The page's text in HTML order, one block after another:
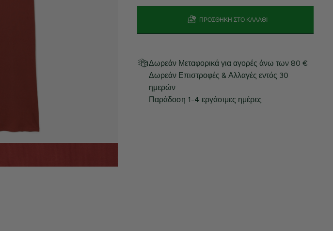
ΠΡΟΣΘΉΚΗ ΣΤΟ ΚΑΛΆΘΙ
Δωρεάν Μεταφορικά για αγορές άνω των 80 €
Δωρεάν Επιστροφές & Αλλαγές εντός 30
ημερών
Παράδοση 1-4 εργάσιμες ημέρες